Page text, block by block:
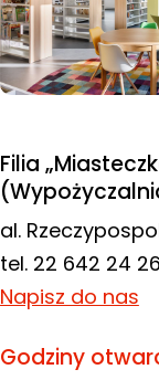
Filia
al.
tel. 22 642 24 26
Napisz do nas
Godziny